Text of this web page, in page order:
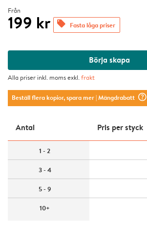
Från
199 kr offers Fasta låga priser
Börja skapa
Alla priser inkl. moms exkl.frakt
Beställ flera kopior, spara mer| Mängdrabatt question_mark_circle
Antal Pris per styck
1 - 2
3 - 4
5 - 9
10+